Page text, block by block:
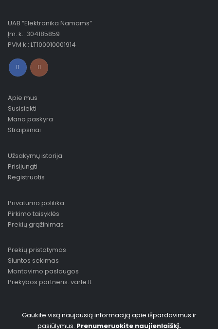
UAB “Elektronika Namams”
Įm. k.: 304185859
PVM k.: LT100010001914
Apie mus
Susisiekti
Mano paskyra
Straipsniai
Užsakymų istorija
Prisijungti
Registruotis
Privatumo politika
Pirkimo taisyklės
Prekių grąžinimas
Prekių pristatymas
Siuntos sekimas
Montavimo paslaugos
Prekybos partneris: varle.lt
Gaukite visą naujausią informaciją apie išpardavimus ir
pasiūlymus. Prenumeruokite naujienlaiškį.